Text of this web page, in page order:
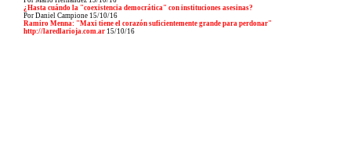
¿Hasta cuándo la "coexistencia democrática" con instituciones asesinas?
Por Daniel Campione 15/10/16
Ramiro Menna: "Maxi tiene el corazón suficientemente grande para perdonar"
http://laredlarioja.com.ar 15/10/16